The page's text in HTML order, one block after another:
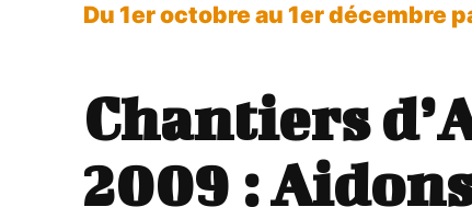
Du 1er octobre au 1er décembre
Chantiers
2009 :